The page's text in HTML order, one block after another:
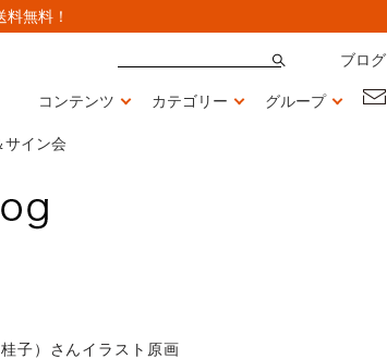
無料！
ブログ
コンテンツ カテゴリー グループ
サイン会
子）さんイラスト原画